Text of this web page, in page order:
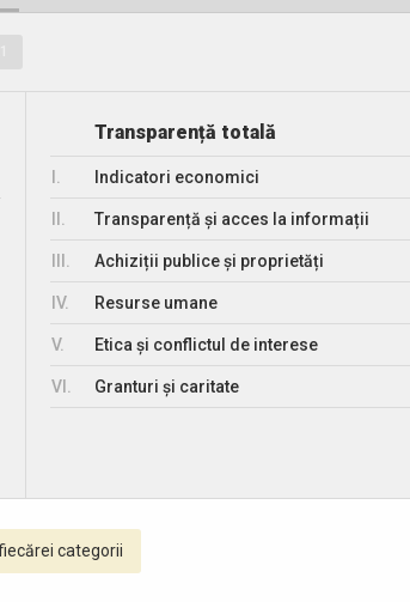
Transparență totală
Indicatori economici
Transparență și acces la informații
Achiziții publice și proprietăți
IV. Resurse umane
V. Etica și conflictul de interese
VI. Granturi și caritate
categorii